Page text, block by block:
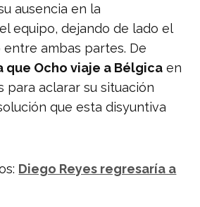
ausencia en la
equipo, dejando de lado el
ambas partes. De
que Ocho viaje a Bélgica en
para aclarar su situación
que esta disyuntiva
Diego Reyes regresaría a